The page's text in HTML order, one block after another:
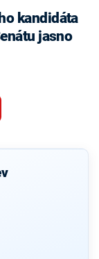
kandidáta
jasno